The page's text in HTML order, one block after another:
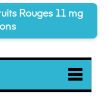
Rouges 11 mg